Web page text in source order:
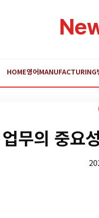
HOME영어MANUFACTURING
무의 중요